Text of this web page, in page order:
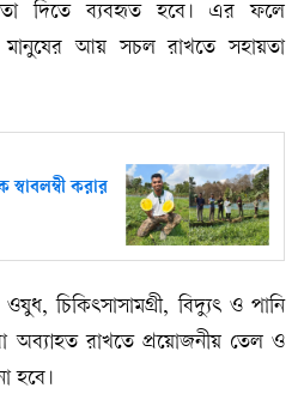
দিতে ব্যবহৃত হবে। এর ফলে
মানুষের আয় সচল রাখতে সহায়তা
করার
চিকিৎসাসামগ্রী, বিদ্যুৎ ও পানি
অব্যাহত রাখতে প্রয়োজনীয় তেল ও
হবে।